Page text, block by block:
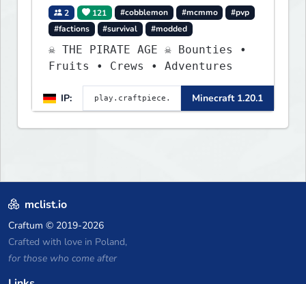
2 121 #cobblemon #mcmmo
#pvp
#factions
#survival #modded
☠ THE PIRATE AGE ☠ Bounties •
Fruits • Crews • Adventures
IP: Minecraft 1.20.1
mclist.io
Craftum © 2019-2026
Crafted with love in Poland,
for those who come after